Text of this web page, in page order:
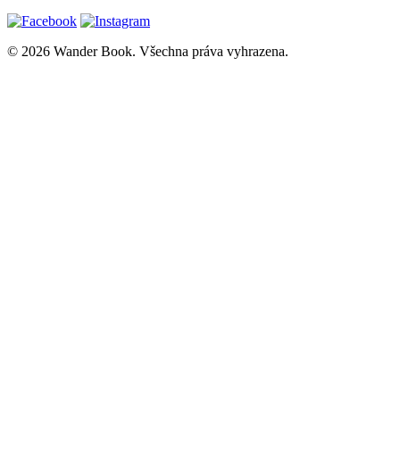
© 2026 Wander Book. Všechna práva vyhrazena.